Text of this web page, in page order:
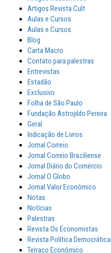
Artigos Revista Cult
Aulas e Cursos
Aulas e Cursos
Blog
Carta Macro
Contato para palestras
Entrevistas
Estadão
Exclusivo
Folha de São Paulo
Fundação Astrojildo Pereira
Geral
Indicação de Livros
Jornal Correio
Jornal Correio Braziliense
Jornal Diário do Comércio
Jornal O Globo
Jornal Valor Econômico
Notas
Notícias
Palestras
Revista Os Economistas
Revista Política Democrática
Terraço Econômico